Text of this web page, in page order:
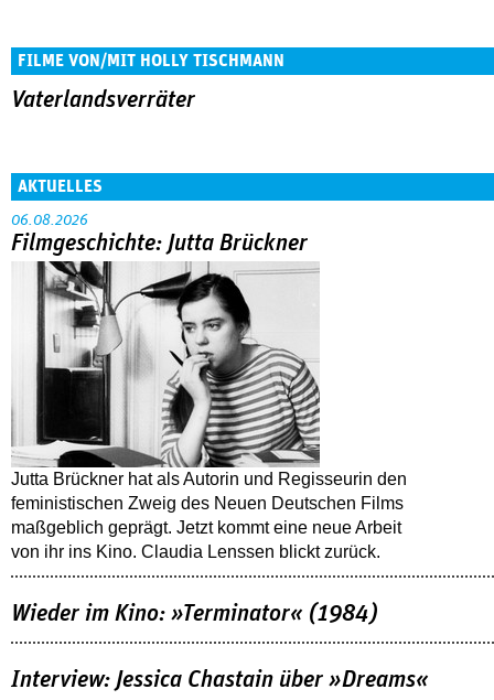
FILME VON/MIT HOLLY TISCHMANN
Vaterlandsverräter
AKTUELLES
06.08.2026
Filmgeschichte: Jutta Brückner
Jutta Brückner hat als Autorin und Regisseurin den
feministischen Zweig des Neuen Deutschen Films
maßgeblich geprägt. Jetzt kommt eine neue Arbeit
von ihr ins Kino. Claudia Lenssen blickt zurück.
Wieder im Kino: »Terminator« (1984)
Interview: Jessica Chastain über »Dreams«